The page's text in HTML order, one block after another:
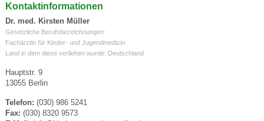
Kontaktinformationen
Dr. med. Kirsten Müller
Gesetzliche Berufsbezeichnungen:
Fachärztin für Kinder- und Jugendmedizin
Land in dem diese verliehen wurde: Deutschland
Hauptstr. 9
13055 Berlin
Telefon: (030) 986 5241
Fax: (030) 8320 9573